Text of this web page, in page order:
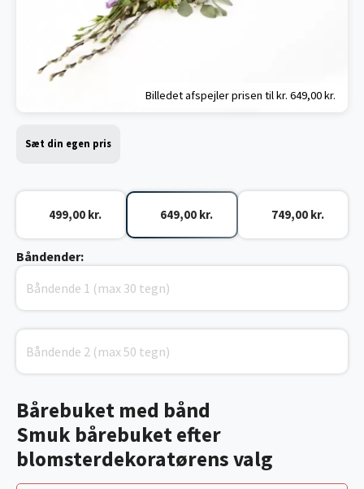
Billedet afspejler prisen til kr. 649,00 kr.
Bårebuket med bånd
Smuk bårebuket efter
blomsterdekoratørens valg
Sæt din egen pris
499,00 kr. 649,00 kr. 749,00 kr.
Båndender: